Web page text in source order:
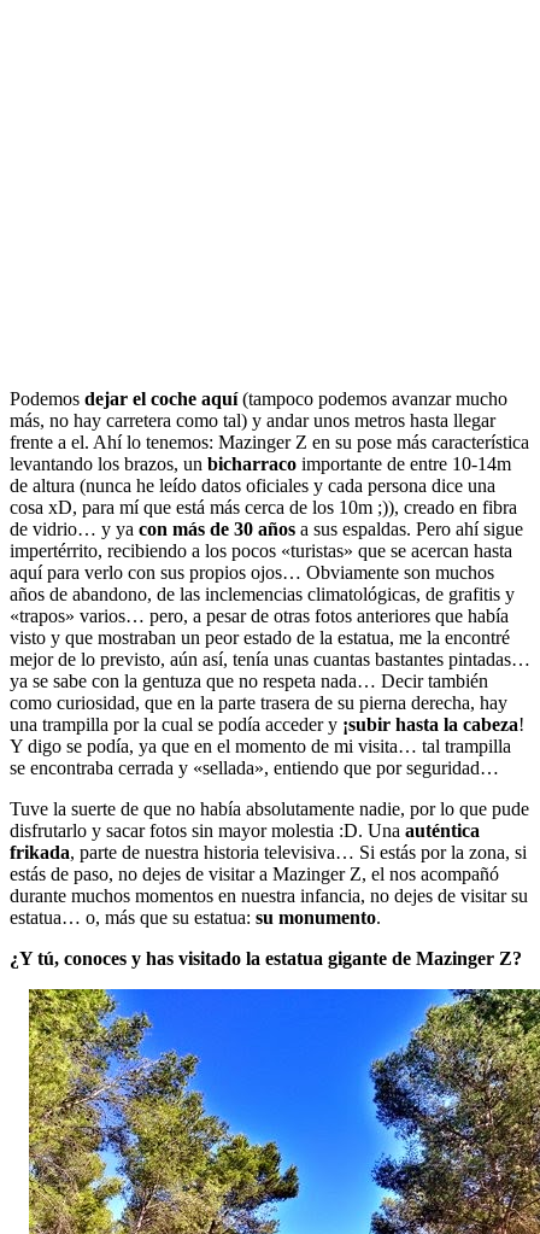
Podemos dejar el coche aquí(tampoco podemos avanzar mucho
más, no hay carretera como tal) y andar unos metros hasta llegar
frente a el. Ahí lo tenemos: Mazinger Z en su pose más característica
levantando los brazos, un bicharraco importante de entre 10-14m
de altura (nunca he leído datos oficiales y cada persona dice una
cosa xD, para mí que está más cerca de los 10m ;)), creado en fibra
de vidrio… y ya con más de 30 años a sus espaldas. Pero ahí sigue
impertérrito, recibiendo a los pocos «turistas» que se acercan hasta
aquí para verlo con sus propios ojos… Obviamente son muchos
años de abandono, de las inclemencias climatológicas, de grafitis y
«trapos» varios… pero, a pesar de otras fotos anteriores que había
visto y que mostraban un peor estado de la estatua, me la encontré
mejor de lo previsto, aún así, tenía unas cuantas bastantes pintadas…
ya se sabe con la gentuza que no respeta nada… Decir también
como curiosidad, que en la parte trasera de su pierna derecha, hay
una trampilla por la cual se podía acceder y ¡subir hasta la cabeza!
Y digo se podía, ya que en el momento de mi visita… tal trampilla
se encontraba cerrada y «sellada», entiendo que por seguridad…
Tuve la suerte de que no había absolutamente nadie, por lo que pude
disfrutarlo y sacar fotos sin mayor molestia :D. Una auténtica
frikada, parte de nuestra historia televisiva… Si estás por la zona, si
estás de paso, no dejes de visitar a Mazinger Z, el nos acompañó
durante muchos momentos en nuestra infancia, no dejes de visitar su
estatua… o, más que su estatua: su monumento.
¿Y tú, conoces y has visitado la estatua gigante de Mazinger Z?